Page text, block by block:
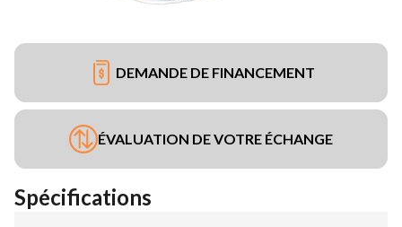
DEMANDE DE FINANCEMENT
ÉVALUATION DE VOTRE ÉCHANGE
Spécifications